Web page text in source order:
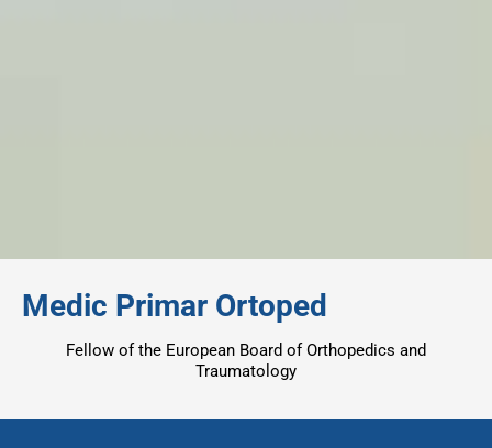
Medic Primar Ortoped
Fellow of the European Board of Orthopedics and
Traumatology